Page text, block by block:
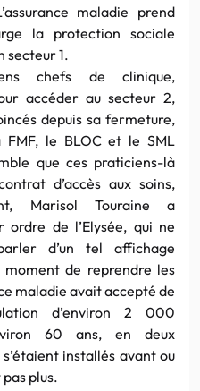
maladie prend
la protection sociale
secteur 1.
chefs de clinique,
accéder au secteur 2,
depuis sa fermeture,
FMF, le BLOC et le SML
que ces praticiens-là
d’accès aux soins,
Marisol Touraine a
de l’Elysée, qui ne
d’un tel affichage
de reprendre les
maladie avait accepté de
d’environ 2 000
60 ans, en deux
installés avant ou
pas plus.